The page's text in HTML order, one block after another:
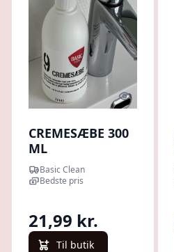
Quick look
CREMESÆBE 300
ML
Basic Clean
Bedste pris
21,99 kr.
Til butik